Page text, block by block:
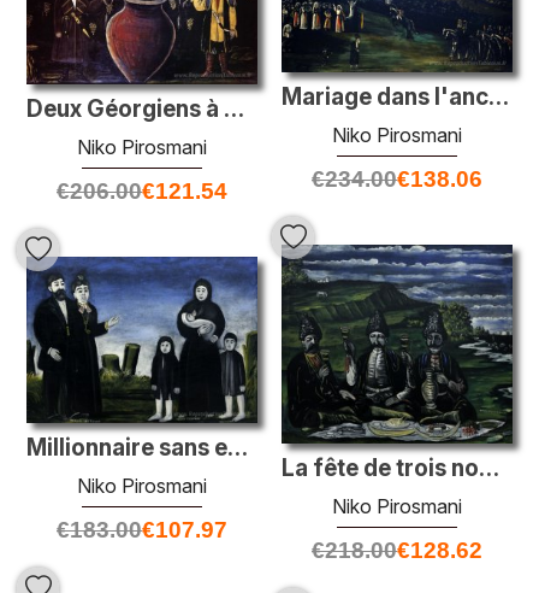
Mariage dans l'ancienne Géorgie
Niko Pirosmani
€234.00€138.06
Deux Géorgiens à Marani
Niko Pirosmani
€206.00€121.54
La fête de trois nobles dans la vallée
Niko Pirosmani
€218.00€128.62
Millionnaire sans enfant et les pauvres avec des enfants
Niko Pirosmani
€183.00€107.97